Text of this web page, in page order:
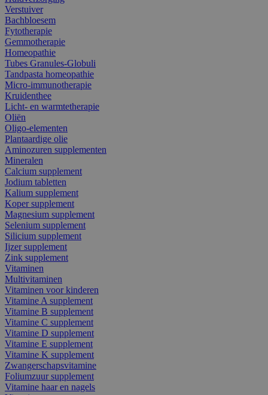
Verstuiver
Bachbloesem
Fytotherapie
Gemmotherapie
Homeopathie
Tubes Granules-Globuli
Tandpasta homeopathie
Micro-immunotherapie
Kruidenthee
Licht- en warmtetherapie
Oliën
Oligo-elementen
Plantaardige olie
Aminozuren supplementen
Mineralen
Calcium supplement
Jodium tabletten
Kalium supplement
Koper supplement
Magnesium supplement
Selenium supplement
Silicium supplement
Ijzer supplement
Zink supplement
Vitaminen
Multivitaminen
Vitaminen voor kinderen
Vitamine A supplement
Vitamine B supplement
Vitamine C supplement
Vitamine D supplement
Vitamine E supplement
Vitamine K supplement
Zwangerschapsvitamine
Foliumzuur supplement
Vitamine haar en nagels